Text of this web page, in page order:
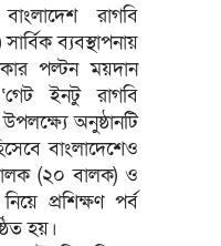
বাংলাদেশ রাগবি
ব্যবস্থাপনায়
পল্টন ময়দান
ইনটু রাগবি
অনুষ্ঠানটি
বাংলাদেশেও
(২০ বালক) ও
প্রশিক্ষণ পর্ব
হয়।